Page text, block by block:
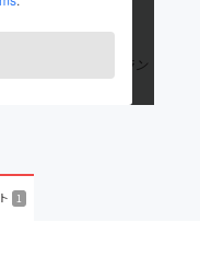
「シェアホースアイラン
1